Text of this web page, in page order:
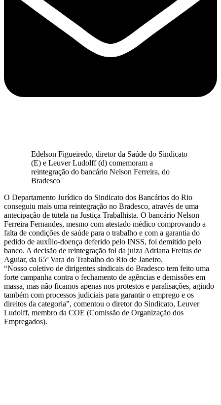
Edelson Figueiredo, diretor da Saúde do Sindicato
(E) e Leuver Ludolff (d) comemoram a
reintegração do bancário Nelson Ferreira, do
Bradesco
O Departamento Jurídico do Sindicato dos Bancários do Rio
conseguiu mais uma reintegração no Bradesco, através de uma
antecipação de tutela na Justiça Trabalhista. O bancário Nelson
Ferreira Fernandes, mesmo com atestado médico comprovando a
falta de condições de saúde para o trabalho e com a garantia do
pedido de auxílio-doença deferido pelo INSS, foi demitido pelo
banco. A decisão de reintegração foi da juiza Adriana Freitas de
Aguiar, da 65ª Vara do Trabalho do Rio de Janeiro.
“Nosso coletivo de dirigentes sindicais do Bradesco tem feito uma
forte campanha contra o fechamento de agências e demissões em
massa, mas não ficamos apenas nos protestos e paralisações, agindo
também com processos judiciais para garantir o emprego e os
direitos da categoria”, comentou o diretor do Sindicato, Leuver
Ludolff, membro da COE (Comissão de Organização dos
Empregados).